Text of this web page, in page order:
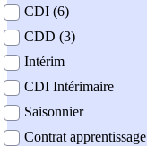
contrat
CDI (6)
CDD (3)
Intérim
CDI Intérimaire
Saisonnier
Contrat apprentissage